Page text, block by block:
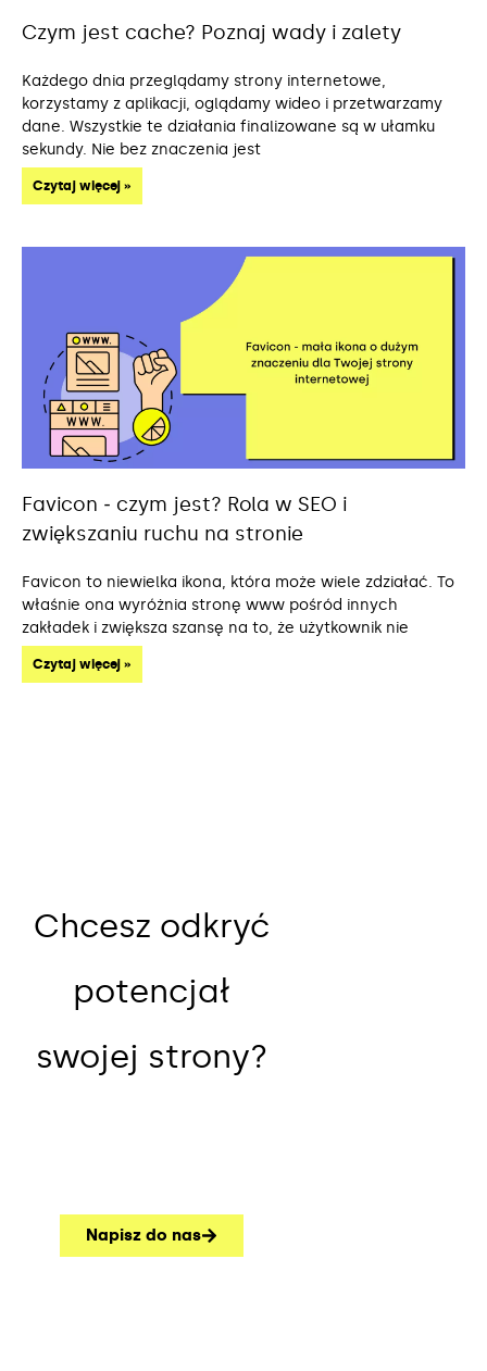
Czym jest cache? Poznaj wady i zalety
Każdego dnia przeglądamy strony internetowe,
korzystamy z aplikacji, oglądamy wideo i przetwarzamy
dane. Wszystkie te działania finalizowane są w ułamku
sekundy. Nie bez znaczenia jest
Czytaj więcej »
Favicon ‒ czym jest? Rola w SEO i
zwiększaniu ruchu na stronie
Favicon to niewielka ikona, która może wiele zdziałać. To
właśnie ona wyróżnia stronę www pośród innych
zakładek i zwiększa szansę na to, że użytkownik nie
Czytaj więcej »
Chcesz odkryć
potencjał
swojej strony?
Napisz do nas